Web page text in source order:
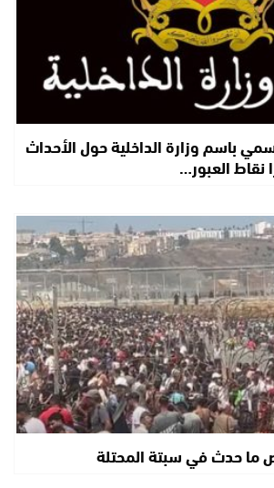
باسم وزارة الداخلية حول الأحداث
نقاط العبور…
حدث في سبتة المحتلة